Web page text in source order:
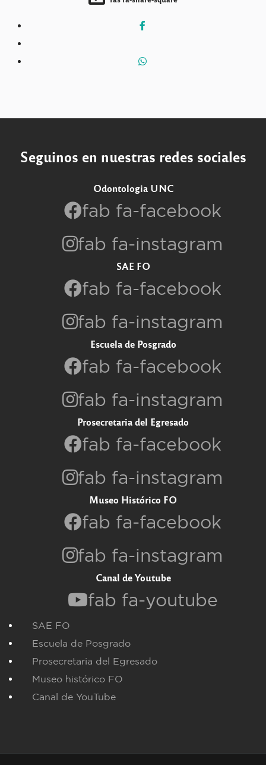
Seguinos en nuestras redes sociales
Odontologia UNC
fab fa-facebook
fab fa-instagram
SAE FO
fab fa-facebook
fab fa-instagram
Escuela de Posgrado
fab fa-facebook
fab fa-instagram
Prosecretaria del Egresado
fab fa-facebook
fab fa-instagram
Museo Histórico FO
fab fa-facebook
fab fa-instagram
Canal de Youtube
fab fa-youtube
SAE FO
Escuela de Posgrado
Prosecretaria del Egresado
Museo histórico FO
Canal de YouTube